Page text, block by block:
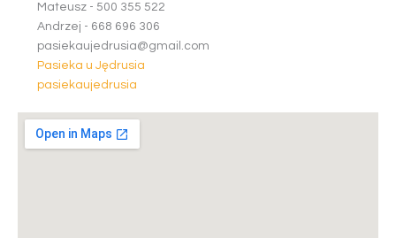
Mateusz - 500 355 522
Andrzej - 668 696 306
pasiekaujedrusia@gmail.com
Pasieka u Jędrusia
pasiekaujedrusia